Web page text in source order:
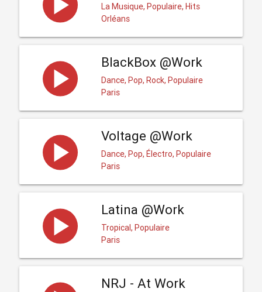
La Musique, Populaire, Hits
Orléans
BlackBox @Work
Dance, Pop, Rock, Populaire
Paris
Voltage @Work
Dance, Pop, Électro, Populaire
Paris
Latina @Work
Tropical, Populaire
Paris
NRJ - At Work